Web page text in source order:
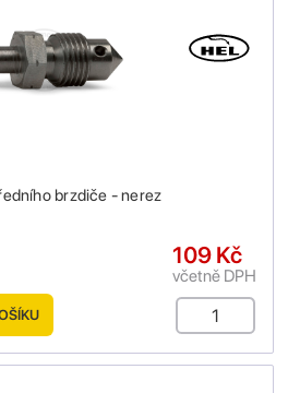
brzdiče - nerez
109 Kč
včetně DPH